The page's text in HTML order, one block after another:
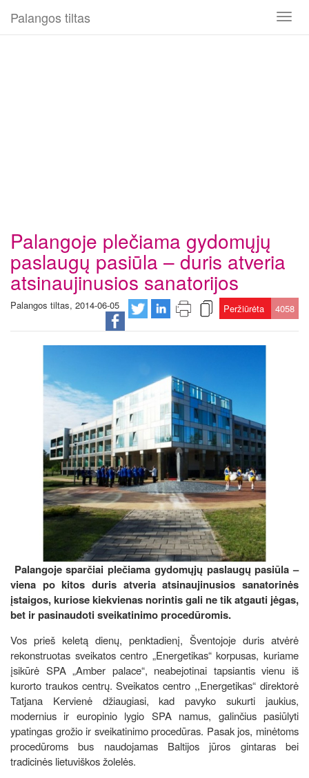
Toggle
Palangos tiltas
Palangoje plečiama gydomųjų
paslaugų pasiūla – duris atveria
atsinaujinusios sanatorijos
Palangos tiltas, 2014-06-05 Peržiūrėta 4058
Palangoje sparčiai plečiama gydomųjų paslaugų pasiūla –
viena po kitos duris atveria atsinaujinusios sanatorinės
įstaigos, kuriose kiekvienas norintis gali ne tik atgauti jėgas,
bet ir pasinaudoti sveikatinimo procedūromis.
Vos prieš keletą dienų, penktadienį, Šventojoje duris atvėrė
rekonstruotas sveikatos centro „Energetikas“ korpusas, kuriame
įsikūrė SPA „Amber palace“, neabejotinai tapsiantis vienu iš
kurorto traukos centrų. Sveikatos centro ,,Energetikas“ direktorė
Tatjana Kervienė džiaugiasi, kad pavyko sukurti jaukius,
modernius ir europinio lygio SPA namus, galinčius pasiūlyti
ypatingas grožio ir sveikatinimo procedūras. Pasak jos, minėtoms
procedūroms bus naudojamas Baltijos jūros gintaras bei
tradicinės lietuviškos žolelės.